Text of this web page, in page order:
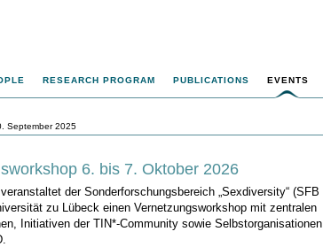
RESEARCH PROGRAM PUBLICATIONS EVENTS
September 2025
6. bis 7. Oktober 2026
der Sonderforschungsbereich „Sexdiversity“ (SFB
zu Lübeck einen Vernetzungsworkshop mit zentralen
Initiativen der TIN*-Community sowie Selbstorganisationen